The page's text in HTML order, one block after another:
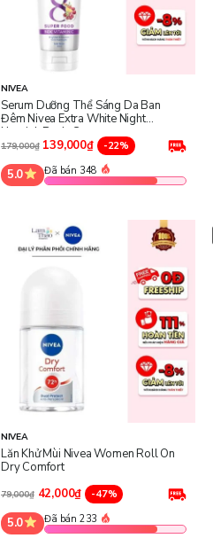
NIVEA
Serum Dưỡng Thể Sáng Da Ban
Đêm Nivea Extra White Night
Nourish Body Serum
179,000₫ 139,000₫ -22%
5.0 Đã bán 348
NIVEA
Lăn Khử Mùi Nivea Women Roll On
Dry Comfort
79,000₫ 42,000₫ -47%
5.0 Đã bán 233